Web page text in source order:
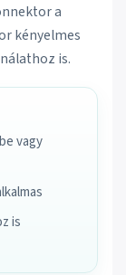
a
kényelmes
is.
vagy
is